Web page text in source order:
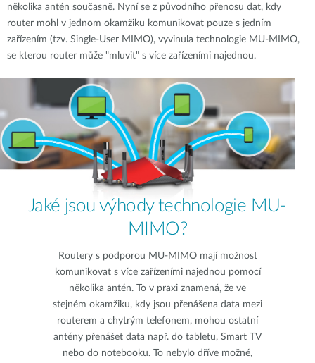
několika antén současně. Nyní se z původního přenosu dat, kdy
router mohl v jednom okamžiku komunikovat pouze s jedním
zařízením (tzv. Single-User MIMO), vyvinula technologie MU-MIMO,
se kterou router může "mluvit" s více zařízeními najednou.
Jaké jsou výhody technologie MU-
MIMO?
Routery s podporou MU-MIMO mají možnost
komunikovat s více zařízeními najednou pomocí
několika antén. To v praxi znamená, že ve
stejném okamžiku, kdy jsou přenášena data mezi
routerem a chytrým telefonem, mohou ostatní
antény přenášet data např. do tabletu, Smart TV
nebo do notebooku. To nebylo dříve možné,